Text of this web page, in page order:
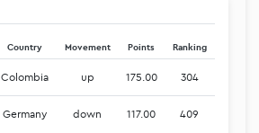
Country Movement Points Ranking
Colombia up 175.00 304
Germany down 117.00 409